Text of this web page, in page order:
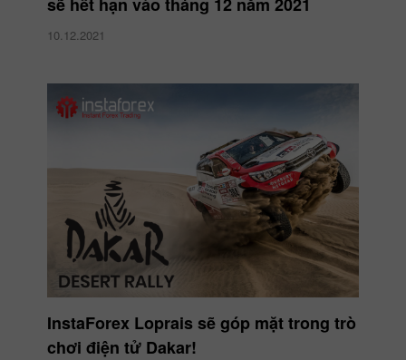
10.12.2021
InstaForex Loprais sẽ góp mặt trong trò
chơi điện tử Dakar!